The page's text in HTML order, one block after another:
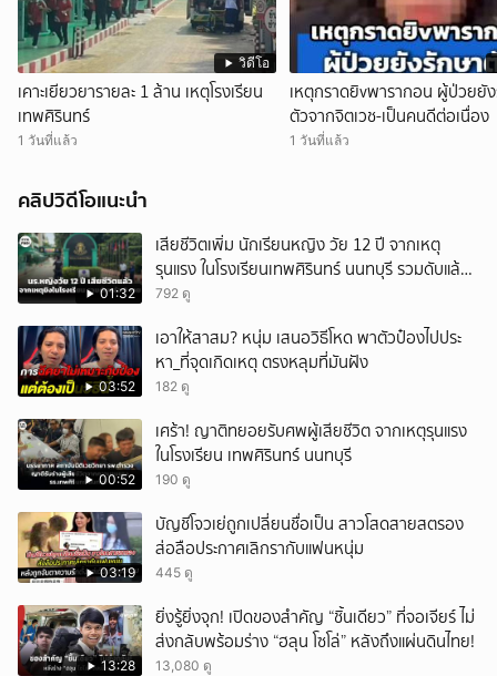
วิดีโอ
เคาะเยียวยารายละ 1 ล้าน เหตุโรงเรียน
เทพศิรินทร์
1 วันที่แล้ว
เหตุกราดยิvพารากอน ผู้ป่วยยั
ตัวจากจิตเวช-เป็นคนดีต่อเนื่อง
1 วันที่แล้ว
คลิปวิดีโอแนะนำ
01:32
เสียชีวิตเพิ่ม นักเรียนหญิง วัย 12 ปี จากเหตุ
รุนแรง ในโรงเรียนเทพศิรินทร์ นนทบุรี รวมดับแล้ว
9 ราย
792 ดู
03:52
เอาให้สาสม? หนุ่ม เสนอวิธีโหด พาตัวป๋องไปประ
หา_ที่จุดเกิดเหตุ ตรงหลุมที่มันฝัง
182 ดู
00:52
เศร้า! ญาติทยอยรับศพผู้เสียชีวิต จากเหตุรุนแรง
ในโรงเรียน เทพศิรินทร์ นนทบุรี
190 ดู
03:19
บัญชีโจวเย่ถูกเปลี่ยนชื่อเป็น สาวโสดสายสตรอง
ส่อลือประกาศเลิกรากับแฟนหนุ่ม
445 ดู
13:28
ยิ่งรู้ยิ่งจุก! เปิดของสำคัญ “ชิ้นเดียว” ที่จอเจียร์ ไม่
ส่งกลับพร้อมร่าง “ฮลุน โซโล่” หลังถึงแผ่นดินไทย!
13,080 ดู